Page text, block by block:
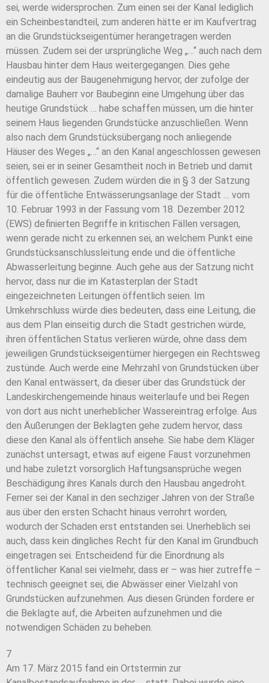
sei, werde widersprochen. Zum einen sei der Kanal lediglich
ein Scheinbestandteil, zum anderen hätte er im Kaufvertrag
an die Grundstückseigentümer herangetragen werden
müssen. Zudem sei der ursprüngliche Weg „…“ auch nach dem
Hausbau hinter dem Haus weitergegangen. Dies gehe
eindeutig aus der Baugenehmigung hervor, der zufolge der
damalige Bauherr vor Baubeginn eine Umgehung über das
heutige Grundstück … habe schaffen müssen, um die hinter
seinem Haus liegenden Grundstücke anzuschließen. Wenn
also nach dem Grundstücksübergang noch anliegende
Häuser des Weges „…“ an den Kanal angeschlossen gewesen
seien, sei er in seiner Gesamtheit noch in Betrieb und damit
öffentlich gewesen. Zudem würden die in § 3 der Satzung
für die öffentliche Entwässerungsanlage der Stadt … vom
10. Februar 1993 in der Fassung vom 18. Dezember 2012
(EWS) definierten Begriffe in kritischen Fällen versagen,
wenn gerade nicht zu erkennen sei, an welchem Punkt eine
Grundstücksanschlussleitung ende und die öffentliche
Abwasserleitung beginne. Auch gehe aus der Satzung nicht
hervor, dass nur die im Katasterplan der Stadt
eingezeichneten Leitungen öffentlich seien. Im
Umkehrschluss würde dies bedeuten, dass eine Leitung, die
aus dem Plan einseitig durch die Stadt gestrichen würde,
ihren öffentlichen Status verlieren würde, ohne dass dem
jeweiligen Grundstückseigentümer hiergegen ein Rechtsweg
zustünde. Auch werde eine Mehrzahl von Grundstücken über
den Kanal entwässert, da dieser über das Grundstück der
Landeskirchengemeinde hinaus weiterlaufe und bei Regen
von dort aus nicht unerheblicher Wassereintrag erfolge. Aus
den Äußerungen der Beklagten gehe zudem hervor, dass
diese den Kanal als öffentlich ansehe. Sie habe dem Kläger
zunächst untersagt, etwas auf eigene Faust vorzunehmen
und habe zuletzt vorsorglich Haftungsansprüche wegen
Beschädigung ihres Kanals durch den Hausbau angedroht.
Ferner sei der Kanal in den sechziger Jahren von der Straße
aus über den ersten Schacht hinaus verrohrt worden,
wodurch der Schaden erst entstanden sei. Unerheblich sei
auch, dass kein dingliches Recht für den Kanal im Grundbuch
eingetragen sei. Entscheidend für die Einordnung als
öffentlicher Kanal sei vielmehr, dass er – was hier zutreffe –
technisch geeignet sei, die Abwässer einer Vielzahl von
Grundstücken aufzunehmen. Aus diesen Gründen fordere er
die Beklagte auf, die Arbeiten aufzunehmen und die
notwendigen Schäden zu beheben.
7
Am 17. März 2015 fand ein Ortstermin zur